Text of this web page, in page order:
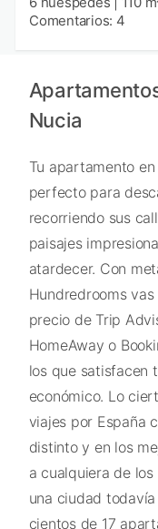
Comentarios: 4
Nucia
Tu apartamento
perfecto para
recorriendo sus
paisajes
atardecer. Con
Hundredrooms
precio de Trip
HomeAway o
los que satisfacen
económico. Lo
viajes por España
distinto y en los
a cualquiera de
una ciudad
cientos de 17